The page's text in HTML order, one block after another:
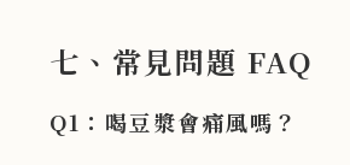
七、常見問題 FAQ
Q1 ：喝豆漿會痛風嗎？